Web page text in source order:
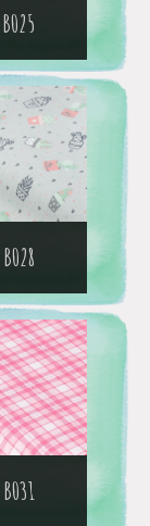
B025
B028
B031